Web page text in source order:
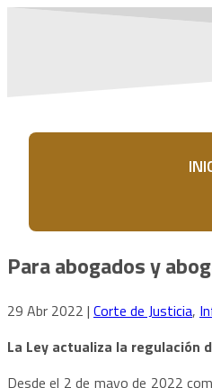
Para abogados y
29 Abr 2022 | Corte de Justicia,
La Ley actualiza la regulación
Desde el 2 de mayo de 2022